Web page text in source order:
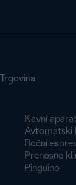
Trgovina
Kavni
Avtomatski
Ročni
Prenosne
Pinguino